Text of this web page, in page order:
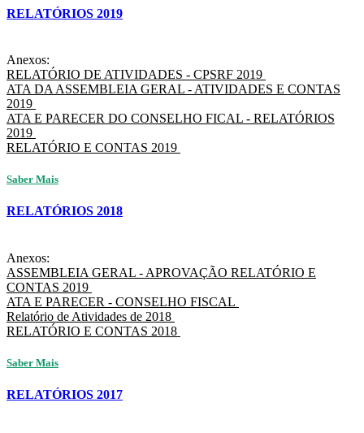
RELATÓRIOS 2019
Anexos:
RELATÓRIO DE ATIVIDADES - CPSRF 2019
ATA DA ASSEMBLEIA GERAL - ATIVIDADES E CONTAS
2019
ATA E PARECER DO CONSELHO FICAL - RELATÓRIOS
2019
RELATÓRIO E CONTAS 2019
Saber Mais
RELATÓRIOS 2018
Anexos:
ASSEMBLEIA GERAL - APROVAÇÃO RELATÓRIO E
CONTAS 2019
ATA E PARECER - CONSELHO FISCAL
Relatório de Atividades de 2018
RELATÓRIO E CONTAS 2018
Saber Mais
RELATÓRIOS 2017